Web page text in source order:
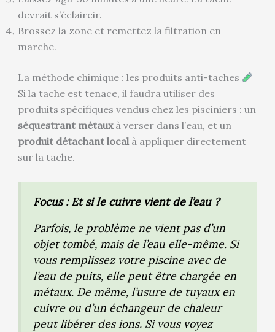
devrait s’éclaircir.
Brossez la zone et remettez la filtration en
marche.
La méthode chimique : les produits anti-taches
Si la tache est tenace, il faudra utiliser des
produits spécifiques vendus chez les pisciniers : un
séquestrant métauxà verser dans l’eau, et un
produit détachant localà appliquer directement
sur la tache.
Focus : Et si le cuivre vient de l’eau ?
Parfois, le problème ne vient pas d’un
objet tombé, mais de l’eau elle-même. Si
vous remplissez votre piscine avec de
l’eau de puits, elle peut être chargée en
métaux. De même, l’usure de tuyaux en
cuivre ou d’un échangeur de chaleur
peut libérer des ions. Si vous voyez